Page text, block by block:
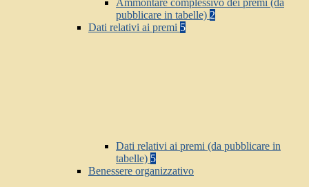
Ammontare complessivo dei premi (da
pubblicare in tabelle) 2
Dati relativi ai premi 5
Dati relativi ai premi (da pubblicare in
tabelle) 5
Benessere organizzativo